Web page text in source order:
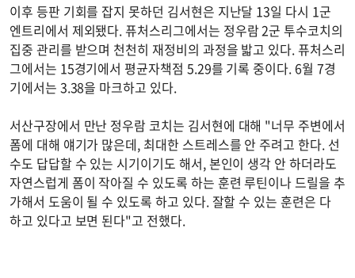
이후 등판 기회를 잡지 못하던 김서현은 지난달 13일 다시 1군
엔트리에서 제외됐다. 퓨처스리그에서는 정우람 2군 투수코치의
집중 관리를 받으며 천천히 재정비의 과정을 밟고 있다. 퓨처스리
그에서는 15경기에서 평균자책점 5.29를 기록 중이다. 6월 7경
기에서는 3.38을 마크하고 있다.
서산구장에서 만난 정우람 코치는 김서현에 대해 "너무 주변에서
폼에 대해 얘기가 많은데, 최대한 스트레스를 안 주려고 한다. 선
수도 답답할 수 있는 시기이기도 해서, 본인이 생각 안 하더라도
자연스럽게 폼이 작아질 수 있도록 하는 훈련 루틴이나 드릴을 추
가해서 도움이 될 수 있도록 하고 있다. 잘할 수 있는 훈련은 다
하고 있다고 보면 된다"고 전했다.